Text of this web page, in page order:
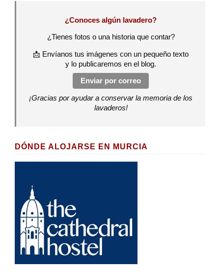
¿Conoces algún lavadero?
¿Tienes fotos o una historia que contar?
📩 Envíanos tus imágenes con un pequeño texto
y lo publicaremos en el blog.
Enviar por correo
¡Gracias por ayudar a conservar la memoria de los
lavaderos!
DÓNDE ALOJARSE EN MURCIA